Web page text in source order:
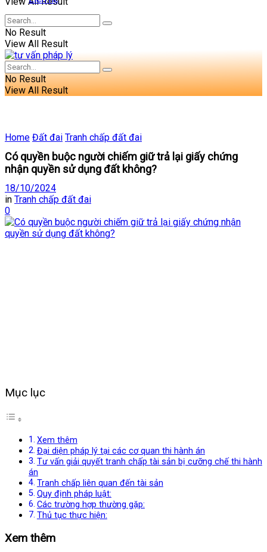
No Result
View All Result
No Result
View All Result
Home Đất đai Tranh chấp đất đai
Có quyền buộc người chiếm giữ trả lại giấy chứng
nhận quyền sử dụng đất không?
18/10/2024
in Tranh chấp đất đai
0
Mục lục
Xem thêm
Đại diện pháp lý tại các cơ quan thi hành án
Tư vấn giải quyết tranh chấp tài sản bị cưỡng chế thi hành
án
Tranh chấp liên quan đến tài sản
Quy định pháp luật:
Các trường hợp thường gặp:
Thủ tục thực hiện:
Xem thêm